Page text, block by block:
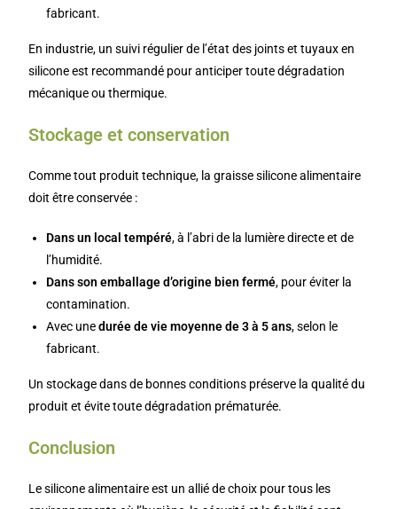
fabricant.
En industrie, un suivi régulier de l’état des joints et tuyaux en
silicone est recommandé pour anticiper toute dégradation
mécanique ou thermique.
Stockage et conservation
Comme tout produit technique, la graisse silicone alimentaire
doit être conservée :
Dans un local tempéré, à l’abri de la lumière directe et de
l’humidité.
Dans son emballage d’origine bien fermé, pour éviter la
contamination.
Avec unedurée de vie moyenne de 3 à 5 ans, selon le
fabricant.
Un stockage dans de bonnes conditions préserve la qualité du
produit et évite toute dégradation prématurée.
Conclusion
Le silicone alimentaire est un allié de choix pour tous les